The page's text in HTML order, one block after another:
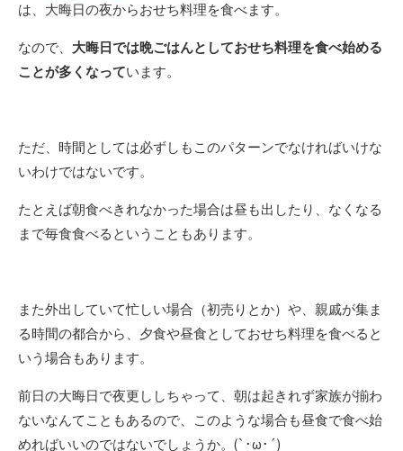
は、大晦日の夜からおせち料理を食べます。
なので、 大晦日では晩ごはんとしておせち料理を食べ始める
ことが多くなっています。
ただ、時間としては必ずしもこのパターンでなければいけな
いわけではないです。
たとえば朝食べきれなかった場合は昼も出したり、なくなる
まで毎食食べるということもあります。
また外出していて忙しい場合（初売りとか）や、親戚が集ま
る時間の都合から、夕食や昼食としておせち料理を食べると
いう場合もあります。
前日の大晦日で夜更ししちゃって、朝は起きれず家族が揃わ
ないなんてこともあるので、このような場合も昼食で食べ始
めればいいのではないでしょうか。(`･ω･´)